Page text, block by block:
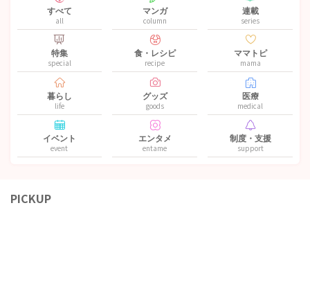
すべて
all
マンガ
column
連載
series
特集
special
食・レシピ
recipe
ママトピ
mama
暮らし
life
グッズ
goods
医療
medical
イベント
event
エンタメ
entame
制度・支援
support
PICKUP